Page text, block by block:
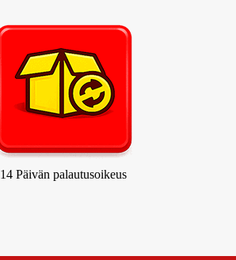
14 Päivän palautusoikeus